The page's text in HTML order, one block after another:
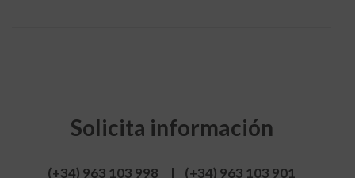
Solicita información
(+34) 963 103 998 | (+34) 963 103 901